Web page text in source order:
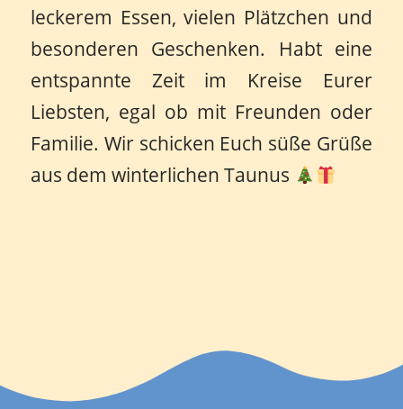
leckerem Essen, vielen Plätzchen und
besonderen Geschenken. Habt eine
entspannte Zeit im Kreise Eurer
Liebsten, egal ob mit Freunden oder
Familie. Wir schicken Euch süße Grüße
aus dem winterlichen Taunus